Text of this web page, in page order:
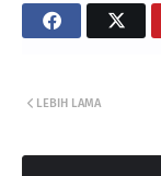
LEBIH LAMA